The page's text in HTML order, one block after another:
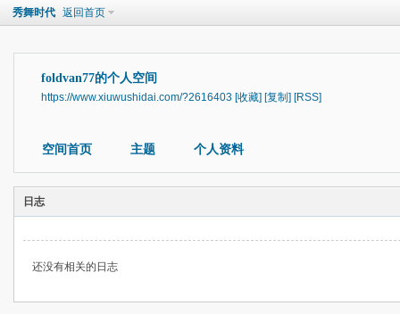
秀舞时代 返回首页
foldvan77的个人空间
https://www.xiuwushidai.com/?2616403 [收藏] [复制] [RSS]
空间首页 主题 个人资料
日志
还没有相关的日志